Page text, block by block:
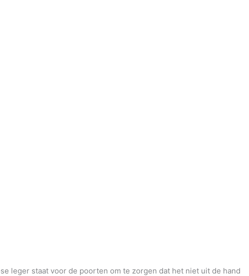
leger staat voor de poorten om te zorgen dat het niet uit de hand